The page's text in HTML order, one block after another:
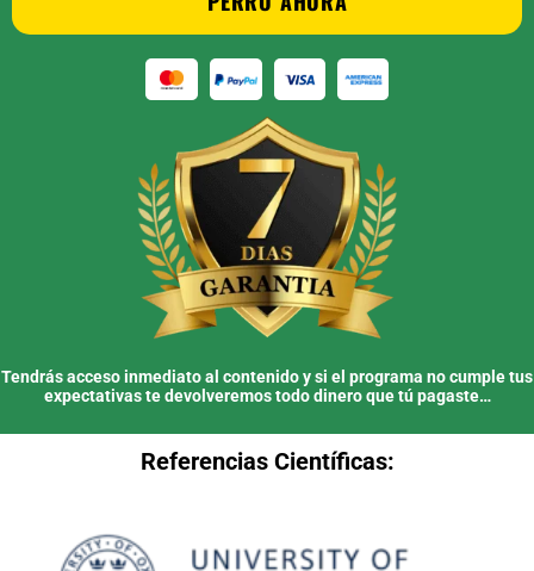
Tendrás acceso inmediato al contenido y si el programa no cumple tus
expectativas te devolveremos todo dinero que tú pagaste…
Referencias Científicas: